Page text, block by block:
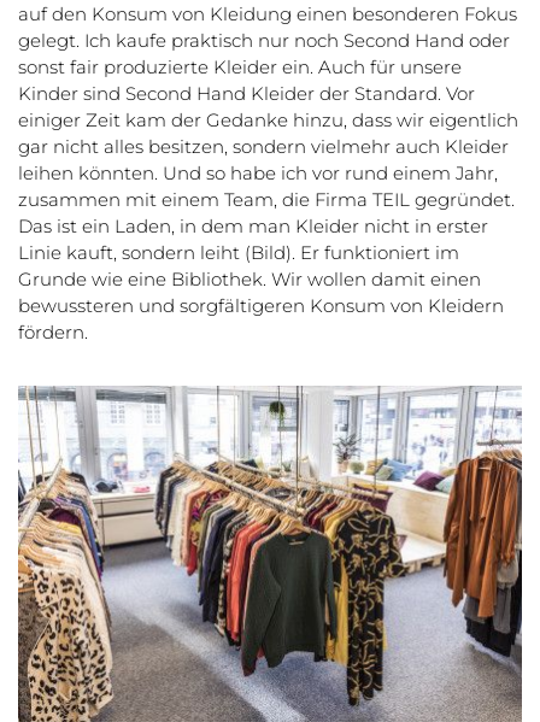
auf den Konsum von Kleidung einen besonderen Fokus
gelegt. Ich kaufe praktisch nur noch Second Hand oder
sonst fair produzierte Kleider ein. Auch für unsere
Kinder sind Second Hand Kleider der Standard. Vor
einiger Zeit kam der Gedanke hinzu, dass wir eigentlich
gar nicht alles besitzen, sondern vielmehr auch Kleider
leihen könnten. Und so habe ich vor rund einem Jahr,
zusammen mit einem Team, die Firma TEIL gegründet.
Das ist ein Laden, in dem man Kleider nicht in erster
Linie kauft, sondern leiht (Bild). Er funktioniert im
Grunde wie eine Bibliothek. Wir wollen damit einen
bewussteren und sorgfältigeren Konsum von Kleidern
fördern.